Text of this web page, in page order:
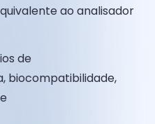
ao analisador
de
biocompatibilidade,